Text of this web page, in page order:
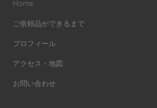
Home
ご依頼品ができるまで
プロフィール
アクセス・地図
お問い合わせ